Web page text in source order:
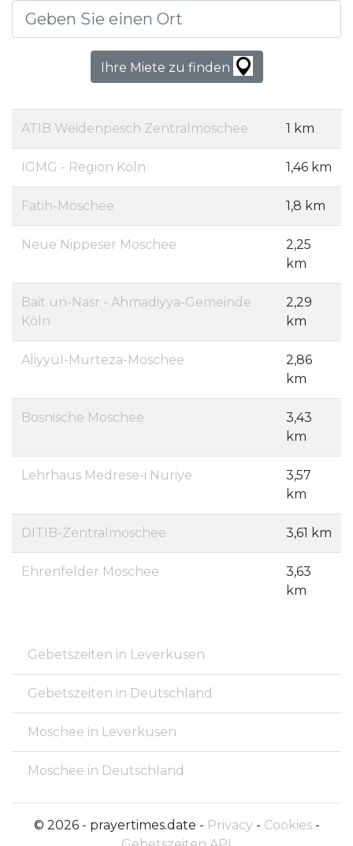
Ihre Miete zu finden
ATIB Weidenpesch Zentralmoschee 1 km
IGMG - Region Köln 1,46 km
Fatih-Moschee 1,8 km
Neue Nippeser Moschee
2,25
km
Bait un-Nasr - Ahmadiyya-Gemeinde
Köln
2,29
km
Aliyyül-Murteza-Moschee
2,86
km
Bosnische Moschee
3,43
km
Lehrhaus Medrese-i Nuriye
3,57
km
DITIB-Zentralmoschee 3,61 km
Ehrenfelder Moschee
3,63
km
Gebetszeiten in Leverkusen
Gebetszeiten in Deutschland
Moschee in Leverkusen
Moschee in Deutschland
© 2026 - prayertimes.date - Privacy- Cookies-